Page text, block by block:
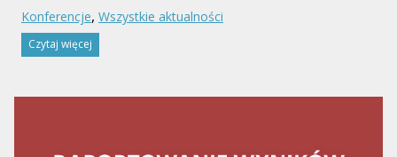
Konferencje, Wszystkie aktualności
Czytaj więcej